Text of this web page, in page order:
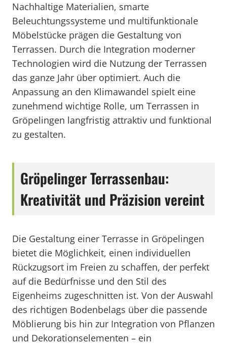
Nachhaltige Materialien, smarte
Beleuchtungssysteme und multifunktionale
Möbelstücke prägen die Gestaltung von
Terrassen. Durch die Integration moderner
Technologien wird die Nutzung der Terrassen
das ganze Jahr über optimiert. Auch die
Anpassung an den Klimawandel spielt eine
zunehmend wichtige Rolle, um Terrassen in
Gröpelingen langfristig attraktiv und funktional
zu gestalten.
Gröpelinger Terrassenbau:
Kreativität und Präzision vereint
Die Gestaltung einer Terrasse in Gröpelingen
bietet die Möglichkeit, einen individuellen
Rückzugsort im Freien zu schaffen, der perfekt
auf die Bedürfnisse und den Stil des
Eigenheims zugeschnitten ist. Von der Auswahl
des richtigen Bodenbelags über die passende
Möblierung bis hin zur Integration von Pflanzen
und Dekorationselementen – ein